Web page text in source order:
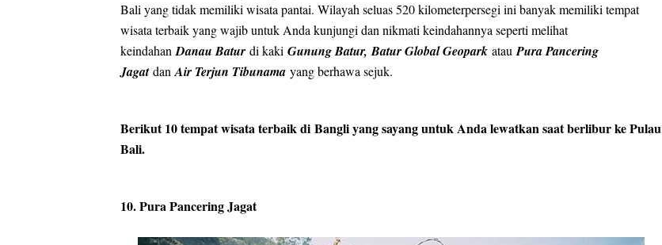
Bali yang tidak memiliki wisata pantai. Wilayah seluas 520 kilometerpersegi ini banyak memiliki tempat
wisata terbaik yang wajib untuk Anda kunjungi dan nikmati keindahannya seperti melihat
keindahan Danau Batur di kaki Gunung Batur, Batur Global Geopark atau Pura Pancering
Jagat dan Air Terjun Tibunama yang berhawa sejuk.
Berikut 10 tempat wisata terbaik di Bangli yang sayang untuk Anda lewatkan saat berlibur ke Pulau
Bali.
10. Pura Pancering Jagat